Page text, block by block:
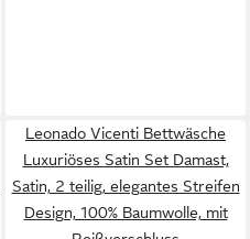
Leonado Vicenti Bettwäsche
Luxuriöses Satin Set Damast,
Satin, 2 teilig, elegantes Streifen
Design, 100% Baumwolle, mit